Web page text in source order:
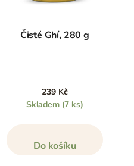
Čisté Ghí, 280 g
239 Kč
Skladem (7 ks)
Do košíku